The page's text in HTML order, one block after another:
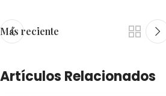
Más reciente
Artículos Relacionados